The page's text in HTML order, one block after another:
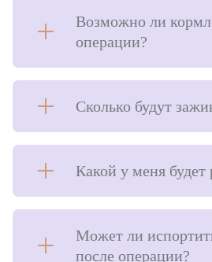
Возможно ли
операции?
Сколько будут
Какой у меня будет
Может ли
после операции?